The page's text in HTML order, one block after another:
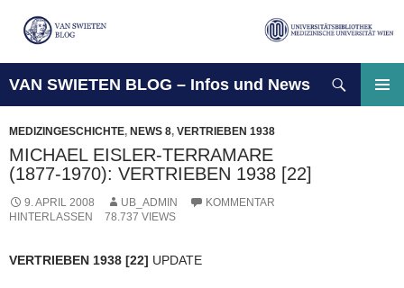
VAN SWIETEN BLOG – Infos und News
SPRINGEN
MEDIZINGESCHICHTE, NEWS 8, VERTRIEBEN 1938
MICHAEL EISLER-TERRAMARE
(1877-1970): VERTRIEBEN 1938 [22]
9. APRIL 2008 UB_ADMIN
KOMMENTAR
HINTERLASSEN
78.737 VIEWS
VERTRIEBEN 1938 [22] UPDATE